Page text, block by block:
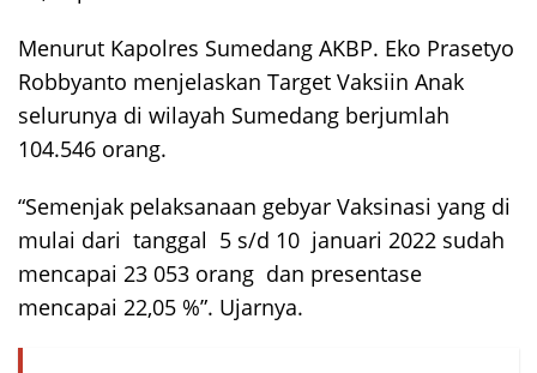
Menurut Kapolres Sumedang AKBP. Eko Prasetyo
Robbyanto menjelaskan Target Vaksiin Anak
selurunya di wilayah Sumedang berjumlah
104.546 orang.
“Semenjak pelaksanaan gebyar Vaksinasi yang di
mulai dari tanggal 5 s/d 10 januari 2022 sudah
mencapai 23 053 orang dan presentase
mencapai 22,05 %”. Ujarnya.